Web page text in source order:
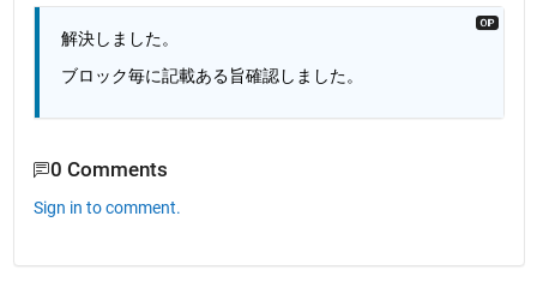
解決しました。
ブロック毎に記載ある旨確認しました。
0 Comments
Sign in to comment.